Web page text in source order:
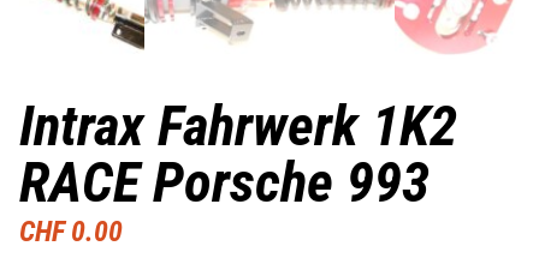
Intrax Fahrwerk 1K2
RACE Porsche 993
CHF0.00